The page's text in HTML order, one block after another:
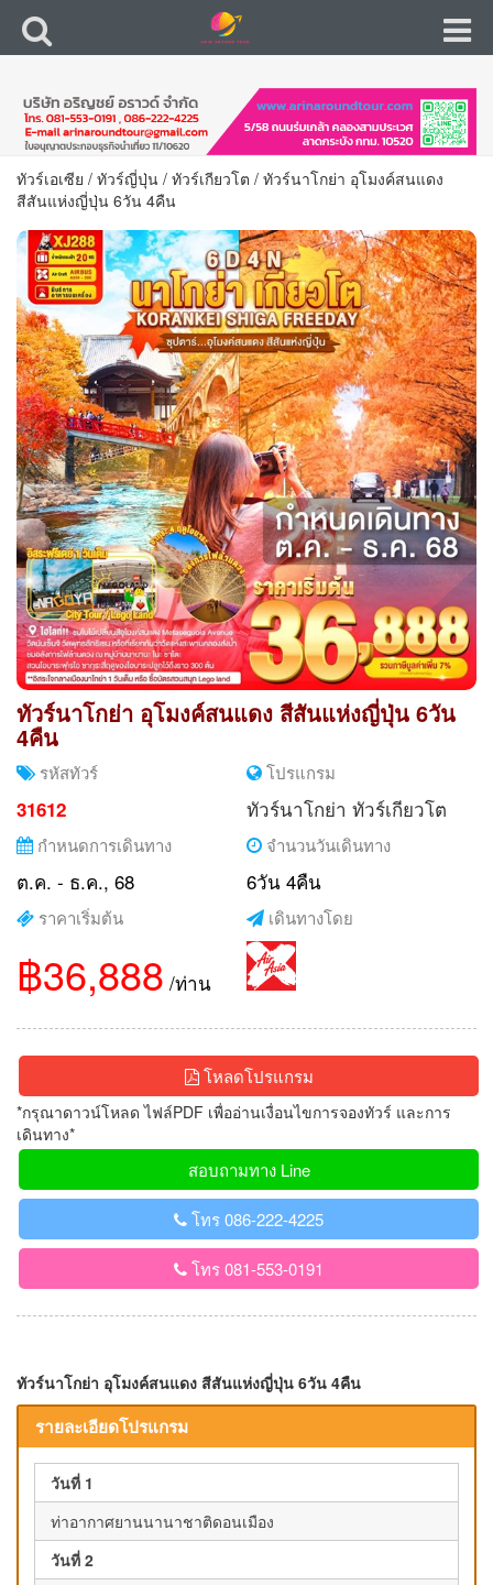
ทัวร์เอเซีย / ทัวร์ญี่ปุ่น / ทัวร์เกียวโต / ทัวร์นาโกย่า อุโมงค์สนแดง
สีสันแห่งญี่ปุ่น 6วัน 4คืน
ทัวร์นาโกย่า อุโมงค์สนแดง สีสันแห่งญี่ปุ่น 6วัน
4คืน
รหัสทัวร์
31612
โปรแกรม
ทัวร์นาโกย่า ทัวร์เกียวโต
กำหนดการเดินทาง
ต.ค. - ธ.ค., 68
จำนวนวันเดินทาง
6วัน 4คืน
ราคาเริ่มต้น
฿36,888 /ท่าน
เดินทางโดย
โหลดโปรแกรม
*กรุณาดาวน์โหลด ไฟล์PDF เพื่ออ่านเงื่อนไขการจองทัวร์ และการ
เดินทาง*
สอบถามทาง Line
โทร 086-222-4225
โทร 081-553-0191
ทัวร์นาโกย่า อุโมงค์สนแดง สีสันแห่งญี่ปุ่น 6วัน 4คืน
รายละเอียดโปรแกรม
วันที่ 1
ท่าอากาศยานนานาชาติดอนเมือง
วันที่ 2